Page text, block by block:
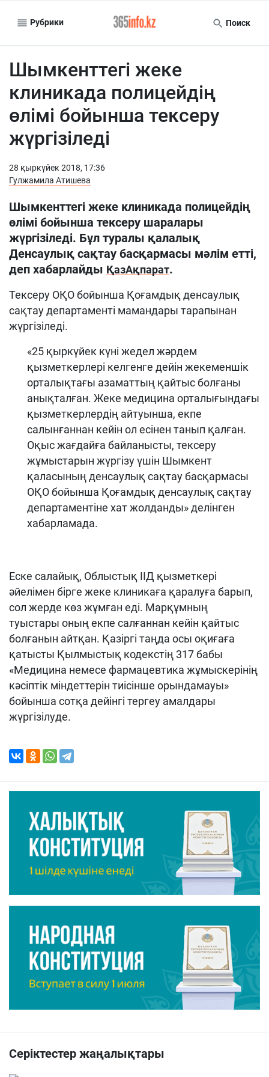
Рубрики Поиск
Шымкенттегі жеке
клиникада полицейдің
өлімі бойынша тексеру
жүргізіледі
28 қыркүйек 2018, 17:36
Гулжамила Атишева
Шымкенттегі жеке клиникада полицейдің
өлімі бойынша тексеру шаралары
жүргізіледі. Бұл туралы қалалық
Денсаулық сақтау басқармасы мәлім етті,
деп хабарлайды ҚазАқпарат.
Тексеру ОҚО бойынша Қоғамдық денсаулық
сақтау департаменті мамандары тарапынан
жүргізіледі.
«25 қыркүйек күні жедел жәрдем
қызметкерлері келгенге дейін жекеменшік
орталықтағы азаматтың қайтыс болғаны
анықталған. Жеке медицина орталығындағы
қызметкерлердің айтуынша, екпе
салынғаннан кейін ол есінен танып қалған.
Оқыс жағдайға байланысты, тексеру
жұмыстарын жүргізу үшін Шымкент
қаласының денсаулық сақтау басқармасы
ОҚО бойынша Қоғамдық денсаулық сақтау
департаментіне хат жолданды» делінген
хабарламада.
Еске салайық, Облыстық ІІД қызметкері
әйелімен бірге жеке клиникаға қаралуға барып,
сол жерде көз жұмған еді. Марқұмның
туыстары оның екпе салғаннан кейін қайтыс
болғанын айтқан. Қазіргі таңда осы оқиғаға
қатысты Қылмыстық кодекстің 317 бабы
«Медицина немесе фармацевтика жұмыскерiнiң
кәсiптік мiндеттерiн тиiсiнше орындамауы»
бойынша сотқа дейінгі тергеу амалдары
жүргізілуде.
Серіктестер жаңалықтары